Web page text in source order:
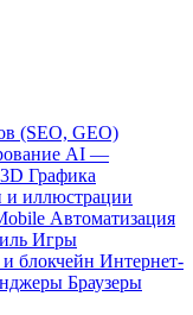
(SEO, GEO)
AI —
3D Графика
и иллюстрации
Автоматизация
Игры
блокчейн Интернет-
Браузеры